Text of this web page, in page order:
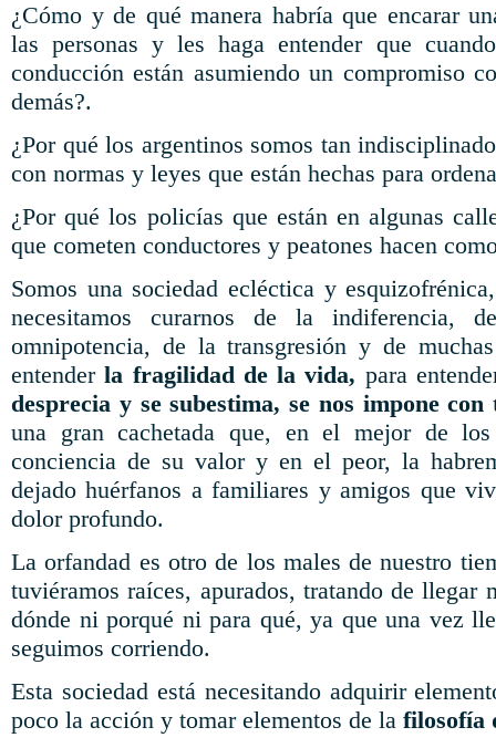
¿Cómo y de qué manera habría que encarar
las personas y les haga entender que
conducción están asumiendo un compromiso
demás?.
¿Por qué los argentinos somos tan
con normas y leyes que están hechas para
¿Por qué los policías que están en algunas
que cometen conductores y peatones hacen
Somos una sociedad ecléctica y
necesitamos curarnos de la indiferencia,
omnipotencia, de la transgresión y de
entenderla fragilidad de la vida, para
desprecia y se subestima, se nos impone
una gran cachetada que, en el mejor de
conciencia de su valor y en el peor, la
dejado huérfanos a familiares y amigos que
dolor profundo.
La orfandad es otro de los males de nuestro
tuviéramos raíces, apurados, tratando de llegar
dónde ni porqué ni para qué, ya que una vez
seguimos corriendo.
Esta sociedad está necesitando adquirir
poco la acción y tomar elementos de la filosofía